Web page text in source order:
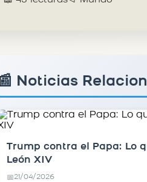
📰 Noticias
Trump contra el Papa: Lo
León XIV
📅21/04/2026